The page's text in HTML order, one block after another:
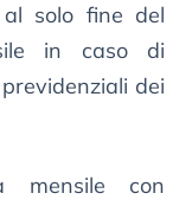
solo fine del
in caso di
dei
mensile con